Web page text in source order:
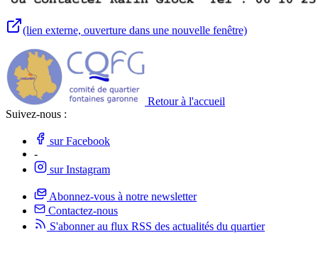
(lien externe, ouverture dans une nouvelle fenêtre)
Retour à l'accueil
Suivez-nous :
sur Facebook
-
sur Instagram
Abonnez-vous à notre newsletter
Contactez-nous
S'abonner au flux RSS des actualités du quartier